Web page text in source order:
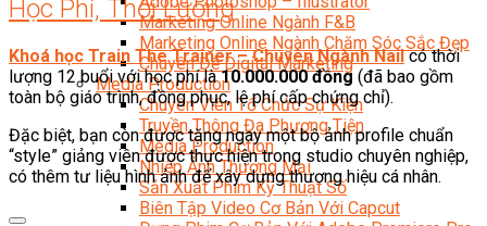
Marketing Online Ngành F&B
Marketing Online Ngành Chăm Sóc Sắc Đẹp
Chuyên Đề Digital Marketing
Media Production
Chuyên Viên Tổ Chức Sự Kiện
Truyền Thông Đa Phương Tiện
Media Production
Nhiếp Ảnh Thương Mại
Sản Xuất Phim Kỹ Thuật Số
Biên Tập Video Cơ Bản Với Capcut
Học Phí, Thời Lượng
Khoá học Train The Trainer – Chuyên Ngành Nailcó thời
lượng 12 buổi với học phí là10.000.000 đồng (đã bao gồm
toàn bộ giáo trình, đồng phục, lệ phí cấp chứng chỉ).
Đặc biệt, bạn còn được tặng ngay một bộ ảnh profile chuẩn
“style” giảng viên được thực hiện trong studio chuyên nghiệp,
có thêm tư liệu hình ảnh để xây dựng thương hiệu cá nhân.